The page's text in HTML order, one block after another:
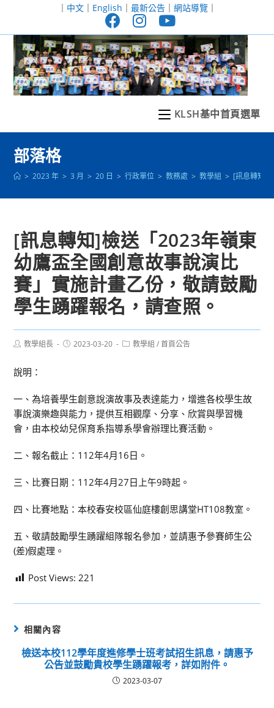
至
｜ 中文｜ English ｜ 最新公告｜ 網站導覽｜
KLSH基中首頁選單
部落格
> 2023 年 > 3 月 > 20 日 > 行政單位 > 教務處 > 教學組 > [訊息轉知]
[訊息轉知]檢送「2023年嶺東
幼鷹盃全國創意故事說演比
賽」實施計畫乙份，敬請鼓勵
學生踴躍報名，請查照。
Post教學組長
Post2023-03-20
Post教學組 / 首頁公告
說明：
一、為培養學生創意說演故事及表達能力，增進各校學生故
事說演樂趣與能力，提供互相觀摩、分享、欣賞與學習機
會，由本校幼兒保育系指導系學會辦理比賽活動。
二、報名截止：112年4月16日。
三、比賽日期：112年4月27日上午9時起。
四、比賽地點：本校春安校區仙庭樓創思講堂HT108教室。
五、敬請鼓勵學生踴躍組隊報名參加，並請惠予參賽師生公
(差)假處理。
Post Views: 221
相關內容
檢送本校112學年度進修學士班考試招生訊息，請惠予
公告並鼓勵貴校學生踴躍報考，詳如附件。
2023-03-07